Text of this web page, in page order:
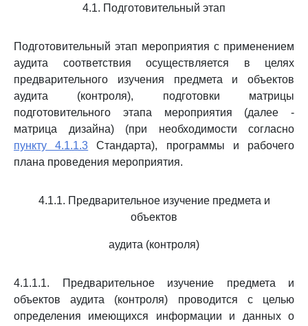
4.1. Подготовительный этап
Подготовительный этап мероприятия с применением
аудита соответствия осуществляется в целях
предварительного изучения предмета и объектов
аудита (контроля), подготовки матрицы
подготовительного этапа мероприятия (далее -
матрица дизайна) (при необходимости согласно
пункту 4.1.1.3 Стандарта), программы и рабочего
плана проведения мероприятия.
4.1.1. Предварительное изучение предмета и
объектов
аудита (контроля)
4.1.1.1. Предварительное изучение предмета и
объектов аудита (контроля) проводится с целью
определения имеющихся информации и данных о